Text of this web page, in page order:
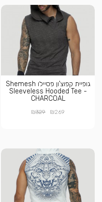
גופיית קפוצ'ון פסיילו Shemesh
Sleeveless Hooded Tee -
CHARCOAL
₪269
₪329